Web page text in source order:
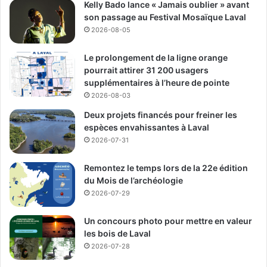
pour les familles et les personnes dans le besoin.
Alberto Georgian Mihut -
Rédacteur en chef
Publicité sponsorisée par la conseillère municipale de Saint-François et David
De Cotis, conseiller municipal de Saint-Bruno
Kelly Bado lance « Jamais oublier » avant
son passage au Festival Mosaïque Laval
2026-08-05
Le prolongement de la ligne orange
pourrait attirer 31 200 usagers
supplémentaires à l’heure de pointe
2026-08-03
Deux projets financés pour freiner les
espèces envahissantes à Laval
2026-07-31
Remontez le temps lors de la 22e édition
du Mois de l’archéologie
2026-07-29
Un concours photo pour mettre en valeur
les bois de Laval
2026-07-28